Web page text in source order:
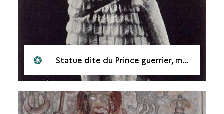
Statue dite du Prince guerrier, musée culturel de Mossoul